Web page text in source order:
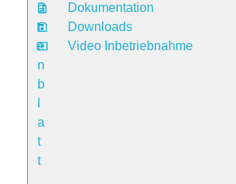
a
t
e
n
b
a
t
t
Dokumentation
Downloads
Video Inbetriebnahme